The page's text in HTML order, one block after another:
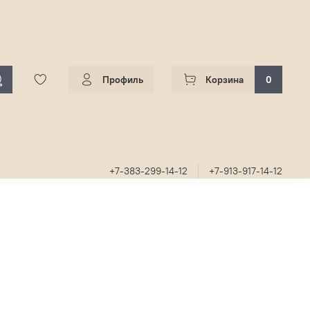
Профиль Корзина 0
+7-383-299-14-12 +7-913-917-14-12